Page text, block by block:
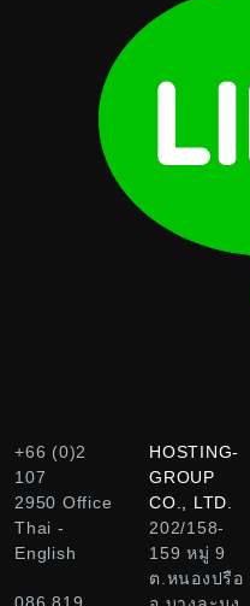
+66 (0)2
107
2950 Office
Thai -
English
HOSTING-
GROUP
CO., LTD.
202/158-
159 หมู่ 9
ต.หนองปรือ